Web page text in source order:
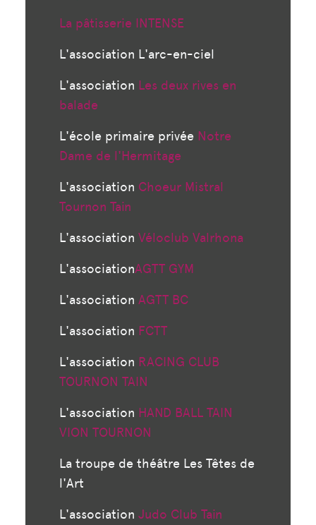
La pâtisserie INTENSE
L'association L'arc-en-ciel
L'association Les deux rives en
balade
L'école primaire privée Notre
Dame de l'Hermitage
L'association Choeur Mistral
Tournon Tain
L'association Véloclub Valrhona
L'associationAGTT GYM
L'association AGTT BC
L'association FCTT
L'association RACING CLUB
TOURNON TAIN
L'association HAND BALL TAIN
VION TOURNON
La troupe de théâtre Les Têtes de
l'Art
L'association Judo Club Tain